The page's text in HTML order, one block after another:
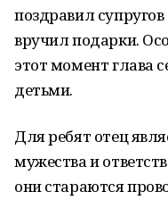
поздравил
вручил подарки.
этот момент глава
детьми.
Для ребят отец
мужества и
они стараются